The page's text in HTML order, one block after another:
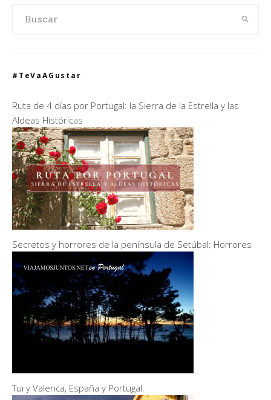
#TeVaAGustar
Ruta de 4 días por Portugal: la Sierra de la Estrella y las
Aldeas Históricas
Secretos y horrores de la península de Setúbal: Horrores
Tui y Valenca, España y Portugal.